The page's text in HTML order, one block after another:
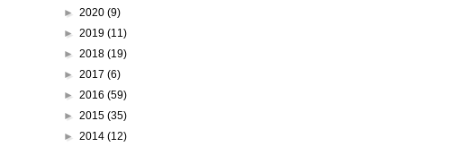
► 2020 (9)
► 2019 (11)
► 2018 (19)
► 2017 (6)
► 2016 (59)
► 2015 (35)
► 2014 (12)